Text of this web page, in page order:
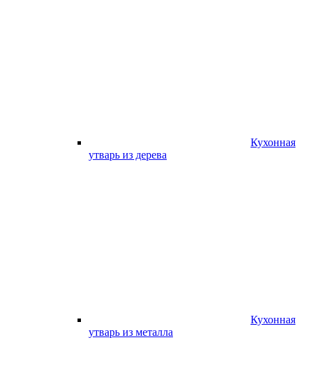
Кухонная
утварь из дерева
Кухонная
утварь из металла